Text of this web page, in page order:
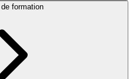
formation